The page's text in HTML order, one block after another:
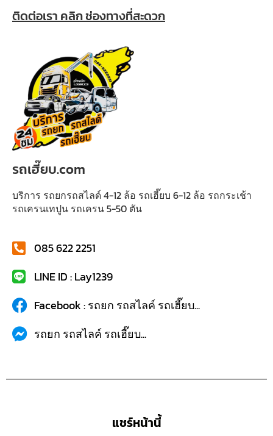
ติดต่อเรา คลิก ช่องทางที่สะดวก
รถเฮี๊ยบ.com
บริการ รถยกรถสไลด์ 4-12 ล้อ รถเฮี๊ยบ 6-12 ล้อ รถกระเช้า
รถเครนเทปูน รถเครน 5-50 ตัน
085 622 2251
LINE ID : Lay1239
Facebook : รถยก รถสไลค์ รถเฮี๊ยบ...
รถยก รถสไลค์ รถเฮี๊ยบ...
แชร์หน้านี้